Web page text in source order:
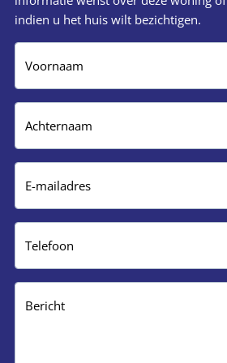
indien u het huis wilt bezichtigen.
Voornaam
Achternaam
E-mailadres
Telefoon
Bericht